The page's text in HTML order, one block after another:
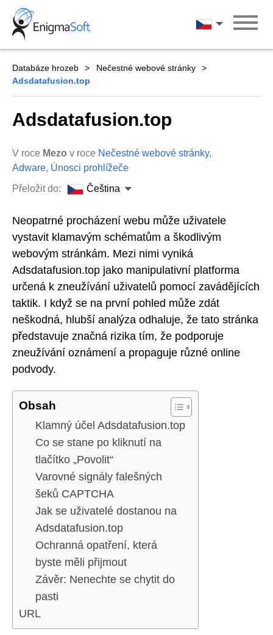
Skip
content
Čeština
Databáze hrozeb
Nečestné webové stránky
Adsdatafusion.top
Adsdatafusion.top
V roce Mezo v roce Nečestné webové stránky,
Adware, Únosci prohlížeče
Přeložit do:
Čeština
Neopatrné procházení webu může uživatele
vystavit klamavým schématům a škodlivým
webovým stránkám. Mezi nimi vyniká
Adsdatafusion.top jako manipulativní platforma
určená k zneužívání uživatelů pomocí zavádějících
taktik. I když se na první pohled může zdát
neškodná, hlubší analýza odhaluje, že tato stránka
představuje značná rizika tím, že podporuje
zneužívání oznámení a propaguje různé online
podvody.
Obsah
Klamný účel Adsdatafusion.top
Co se stane po kliknutí na
tlačítko „Povolit“
Varovné signály falešných
šeků CAPTCHA
Jak se uživatelé dostanou na
Adsdatafusion.top
Ochranná opatření, která
byste měli přijmout
Závěr: Nenechte se chytit do
pasti
URL